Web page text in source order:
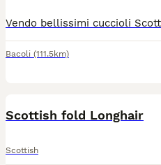
Bacoli (111.5km)
Scottish fold Longhair
Scottish